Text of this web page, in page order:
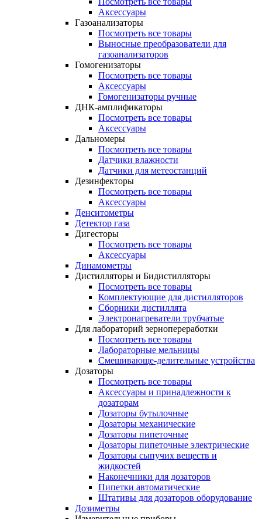
Аксессуары
Газоанализаторы
Посмотреть все товары
Выносные преобразователи для
газоанализаторов
Гомогенизаторы
Посмотреть все товары
Аксессуары
Гомогенизаторы ручные
ДНК-амплификаторы
Посмотреть все товары
Аксессуары
Дальномеры
Посмотреть все товары
Датчики влажности
Датчики для метеостанций
Дезинфекторы
Посмотреть все товары
Аксессуары
Денситометры
Детектор газа
Дигесторы
Посмотреть все товары
Аксессуары
Динамометры
Дистилляторы и Бидистилляторы
Посмотреть все товары
Комплектующие для дистилляторов
Сборники дистиллята
Электронагреватели трубчатые
Для лабораторий зернопереработки
Посмотреть все товары
Лабораторные мельницы
Смешивающе-делительные устройства
Дозаторы
Посмотреть все товары
Аксессуары и принадлежности к
дозаторам
Дозаторы бутылочные
Дозаторы механические
Дозаторы пипеточные
Дозаторы пипеточные электрические
Дозаторы сыпучих веществ и
жидкостей
Наконечники для дозаторов
Пипетки автоматические
Штативы для дозаторов оборудование
Дозиметры